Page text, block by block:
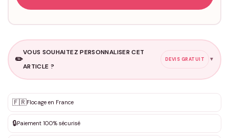
✏️
VOUS SOUHAITEZ PERSONNALISER CET
ARTICLE ?
DEVIS GRATUIT ▼
✨ Personnalisation sur mesure
DEVIS GRATUIT · Personnalisation de 3 à 10€ selon la demande
Que souhaitez-vous ?*
🇫🇷Flocage en France
🔒Paiement 100% sécurisé